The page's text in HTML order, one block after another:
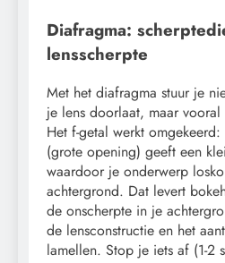
Diafragma:
lensscherpte
Met het diafragma stuur je
je lens doorlaat, maar
Het f-getal werkt
(grote opening) geeft een
waardoor je onderwerp
achtergrond. Dat levert
de onscherpte in je
de lensconstructie en het
lamellen. Stop je iets af (1-2